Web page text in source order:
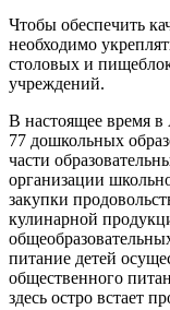
Чтобы обеспечить
необходимо
столовых и
учреждений.
В настоящее время
77 дошкольных
части
организации
закупки
кулинарной
питание детей
общественного
здесь остро встает